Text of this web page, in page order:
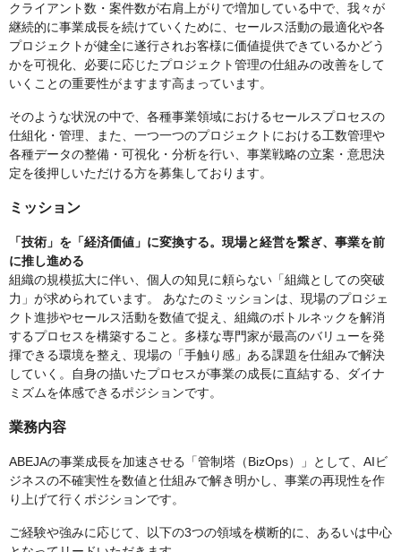
クライアント数・案件数が右肩上がりで増加している中で、我々が
継続的に事業成長を続けていくために、セールス活動の最適化や各
プロジェクトが健全に遂行されお客様に価値提供できているかどう
かを可視化、必要に応じたプロジェクト管理の仕組みの改善をして
いくことの重要性がますます高まっています。
そのような状況の中で、各種事業領域におけるセールスプロセスの
仕組化・管理、また、一つ一つのプロジェクトにおける工数管理や
各種データの整備・可視化・分析を行い、事業戦略の立案・意思決
定を後押しいただける方を募集しております。
ミッション
「技術」を「経済価値」に変換する。現場と経営を繋ぎ、事業を前
に推し進める
組織の規模拡大に伴い、個人の知見に頼らない「組織としての突破
力」が求められています。 あなたのミッションは、現場のプロジェ
クト進捗やセールス活動を数値で捉え、組織のボトルネックを解消
するプロセスを構築すること。多様な専門家が最高のバリューを発
揮できる環境を整え、現場の「手触り感」ある課題を仕組みで解決
していく。自身の描いたプロセスが事業の成長に直結する、ダイナ
ミズムを体感できるポジションです。
業務内容
ABEJAの事業成長を加速させる「管制塔（BizOps）」として、AIビ
ジネスの不確実性を数値と仕組みで解き明かし、事業の再現性を作
り上げて行くポジションです。
ご経験や強みに応じて、以下の3つの領域を横断的に、あるいは中心